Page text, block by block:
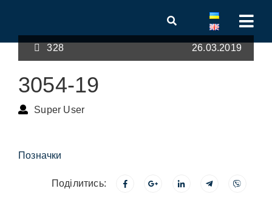
328 26.03.2019
3054-19
Super User
Позначки
Поділитись: